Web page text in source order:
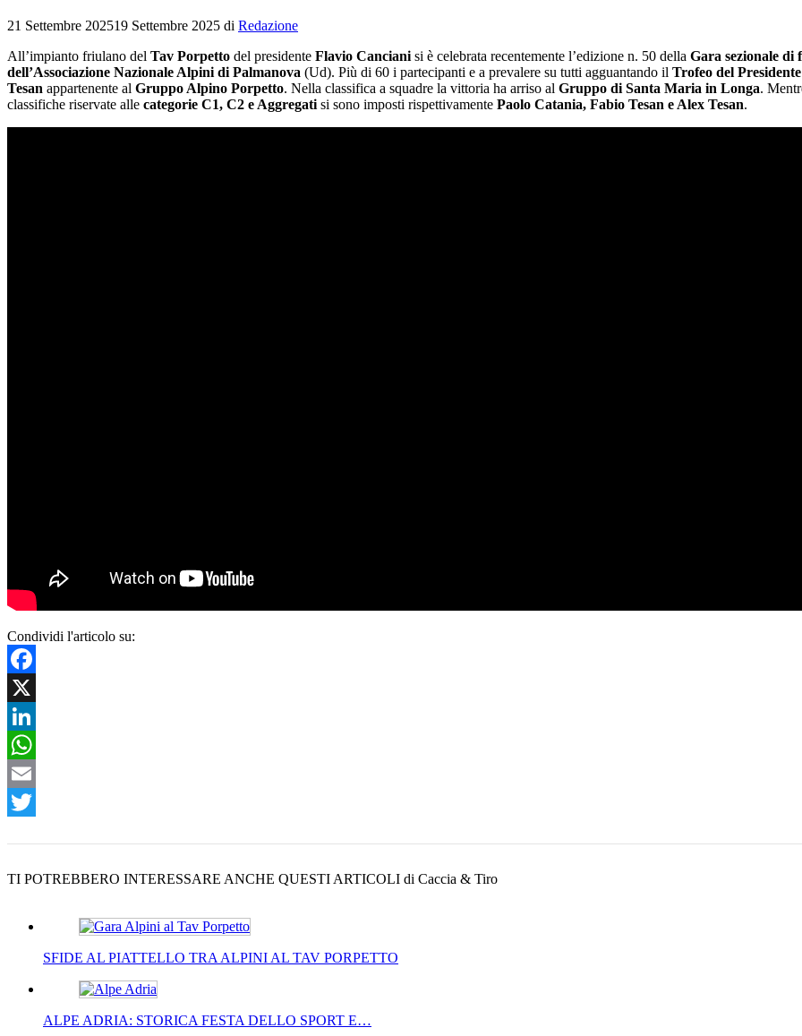
21 Settembre 202519 Settembre 2025 di Redazione
All’impianto friulano del Tav Porpetto del presidente Flavio Canciani si è celebrata recentemente l’edizione n. 50 della Gara sezionale di
dell’Associazione Nazionale Alpini di Palmanova (Ud). Più di 60 i partecipanti e a prevalere su tutti agguantando il Trofeo del
Tesan appartenente al Gruppo Alpino Porpetto. Nella classifica a squadre la vittoria ha arriso al Gruppo di Santa Maria in Longa.
classifiche riservate alle categorie C1, C2 e Aggregati si sono imposti rispettivamente Paolo Catania, Fabio Tesan e Alex Tesan.
Condividi l'articolo su:
Facebook
X
LinkedIn
WhatsApp
Email
TI POTREBBERO INTERESSARE ANCHE QUESTI ARTICOLI di Caccia & Tiro
SFIDE AL PIATTELLO TRA ALPINI AL TAV PORPETTO
ALPE ADRIA: STORICA FESTA DELLO SPORT E…